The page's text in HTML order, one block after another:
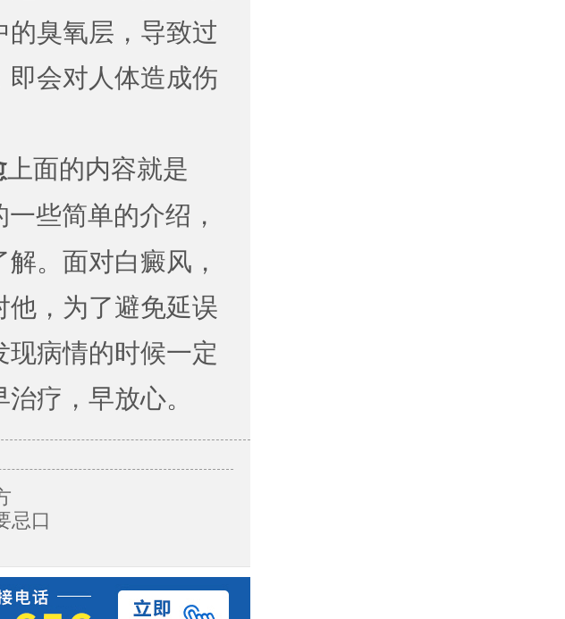
的臭氧层，导致过
即会对人体造成伤
上面的内容就是
一些简单的介绍，
。面对白癜风，
他，为了避免延误
病情的时候一定
疗，早放心。
忌口